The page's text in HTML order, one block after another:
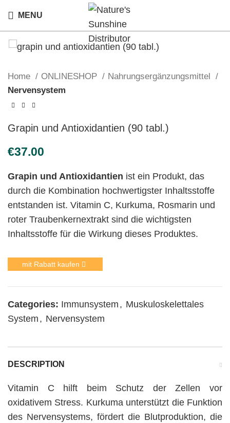
MENU
Home ONLINESHOP
Nahrungsergänzungsmittel
Nervensystem
Grapin und Antioxidantien (90 tabl.)
€
Grapin und Antioxidantien ist ein Produkt, das
durch die Kombination hochwertigster Inhaltsstoffe
entstanden ist. Vitamin C, Kurkuma, Rosmarin und
roter Traubenkernextrakt sind die wichtigsten
Inhaltsstoffe für die Wirkung dieses Produktes.
mit Rabatt kaufen
Categories: Immunsystem , Muskuloskelettales
System , Nervensystem
DESCRIPTION
Vitamin C hilft beim Schutz der Zellen vor
oxidativem Stress. Kurkuma unterstützt die Funktion
des Nervensystems, fördert die Blutproduktion, die